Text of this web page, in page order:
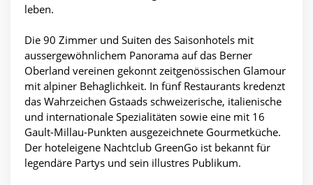
leben.
Die 90 Zimmer und Suiten des Saisonhotels mit
aussergewöhnlichem Panorama auf das Berner
Oberland vereinen gekonnt zeitgenössischen Glamour
mit alpiner Behaglichkeit. In fünf Restaurants kredenzt
das Wahrzeichen Gstaads schweizerische, italienische
und internationale Spezialitäten sowie eine mit 16
Gault-Millau-Punkten ausgezeichnete Gourmetküche.
Der hoteleigene Nachtclub GreenGo ist bekannt für
legendäre Partys und sein illustres Publikum.